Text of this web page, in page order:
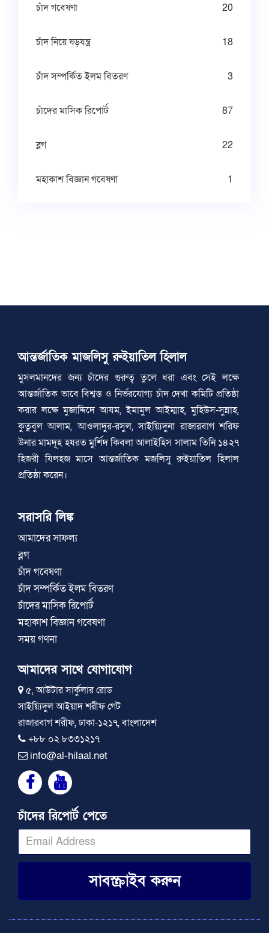
চাঁদ গবেষণা 20
চাঁদ নিয়ে ষড়যন্ত্র 18
চাঁদ সম্পর্কিত ইলম বিতরণ 3
চাঁদের মাসিক রিপোর্ট 87
ব্লগ 22
মহাকাশ বিজ্ঞান গবেষণা 1
আন্তর্জাতিক মাজলিসু রুইয়াতিল হিলাল
মুসলমানদের জন্য চাঁদের গুরুত্ব তুলে ধরা এবং সেই লক্ষে
আন্তর্জাতিক ভাবে বিশ্বস্ত ও নির্ভরযোগ্য চাঁদ দেখা কমিটি প্রতিষ্ঠা
করার লক্ষে মুজাদ্দিদে আযম, ইমামুল আইম্মাহ, মুহিউস-সুন্নাহ,
কুতুবুল আলাম, আওলাদুর-রসুল, সাইয়্যিদুনা রাজারবাগ শরিফ
উনার মামদূহ হযরত মুর্শিদ কিবলা আলাইহিস সালাম তিনি ১৪২৭
হিজরী যিলহজ মাসে আন্তর্জাতিক মজলিসু রুইয়াতিল হিলাল
প্রতিষ্ঠা করেন।
সরাসরি লিঙ্ক
আমাদের সাফল্য
ব্লগ
চাঁদ গবেষণা
চাঁদ সম্পর্কিত ইলম বিতরণ
চাঁদের মাসিক রিপোর্ট
মহাকাশ বিজ্ঞান গবেষণা
সময় গণনা
আমাদের সাথে যোগাযোগ
৫, আউটার সার্কুলার রোড
সাইয়্যিদুল আইয়াদ শরীফ গেট
রাজারবাগ শরীফ, ঢাকা-১২১৭, বাংলাদেশ
+৮৮ ০২ ৮৩৩১২১৭
info@al-hilaal.net
চাঁদের রিপোর্ট পেতে
সাবস্ক্রাইব করুন